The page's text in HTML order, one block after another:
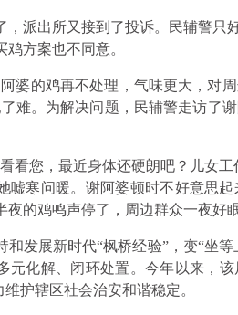
，派出所又接到了投诉。民辅警只
方案也不同意。
婆的鸡再不处理，气味更大，对
难。为解决问题，民辅警走访了
看您，最近身体还硬朗吧？儿女
嘘寒问暖。谢阿婆顿时不好意思
的鸡鸣声停了，周边群众一夜好眠
和发展新时代“枫桥经验”，变“坐
元化解、闭环处置。今年以来，
护辖区社会治安和谐稳定。